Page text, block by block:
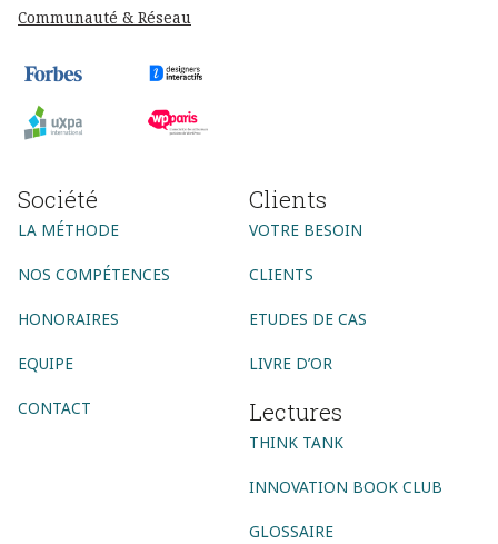
Communauté & Réseau
Société
LA MÉTHODE
NOS COMPÉTENCES
HONORAIRES
EQUIPE
CONTACT
Clients
VOTRE BESOIN
CLIENTS
ETUDES DE CAS
LIVRE D’OR
Lectures
THINK TANK
INNOVATION BOOK CLUB
GLOSSAIRE